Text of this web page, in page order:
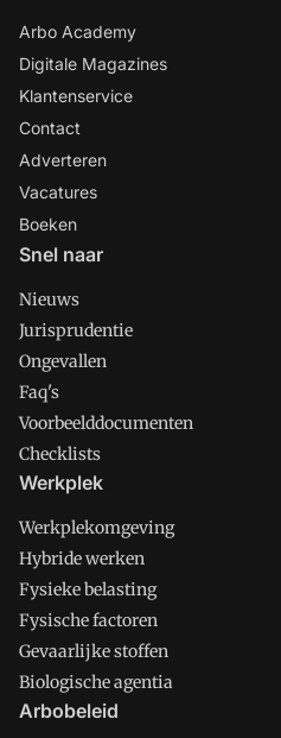
Arbo Academy
Digitale Magazines
Klantenservice
Contact
Adverteren
Vacatures
Boeken
Snel naar
Nieuws
Jurisprudentie
Ongevallen
Faq's
Voorbeelddocumenten
Checklists
Werkplek
Werkplekomgeving
Hybride werken
Fysieke belasting
Fysische factoren
Gevaarlijke stoffen
Biologische agentia
Arbobeleid